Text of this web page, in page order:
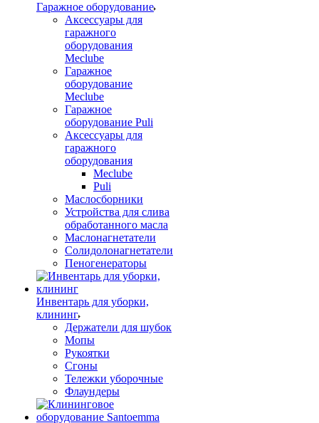
Гаражное оборудование
Аксессуары для
гаражного
оборудования
Meclube
Гаражное
оборудование
Meclube
Гаражное
оборудование Puli
Аксессуары для
гаражного
оборудования
Meclube
Puli
Маслосборники
Устройства для слива
обработанного масла
Маслонагнетатели
Солидолонагнетатели
Пеногенераторы
Инвентарь для уборки,
клининг
Держатели для шубок
Мопы
Рукоятки
Сгоны
Тележки уборочные
Флаундеры